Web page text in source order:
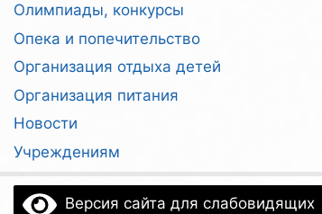
Олимпиады, конкурсы
Опека и попечительство
Организация отдыха детей
Организация питания
Новости
Учреждениям
Версия сайта для слабовидящих